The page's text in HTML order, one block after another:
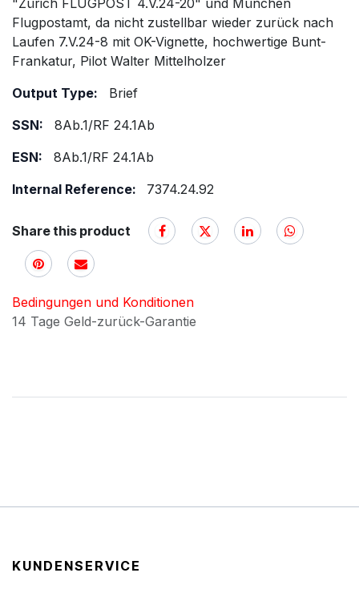
"Zürich FLUGPOST 4.V.24-20" und München
Flugpostamt, da nicht zustellbar wieder zurück nach
Laufen 7.V.24-8 mit OK-Vignette, hochwertige Bunt-
Frankatur, Pilot Walter Mittelholzer
Output Type:
Brief
SSN:
8Ab.1/RF 24.1Ab
ESN:
8Ab.1/RF 24.1Ab
Internal Reference:
7374.24.92
Share this product
Bedingungen und Konditionen
14 Tage Geld-zurück-Garantie
KUNDENSERVICE